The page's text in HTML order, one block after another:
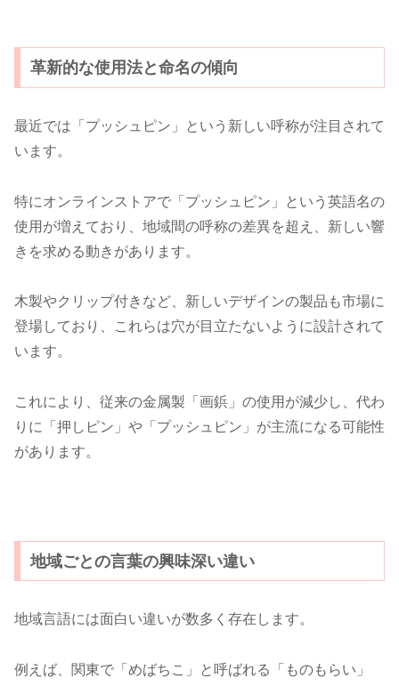
革新的な使用法と命名の傾向
最近では「プッシュピン」という新しい呼称が注目されて
います。
特にオンラインストアで「プッシュピン」という英語名の
使用が増えており、地域間の呼称の差異を超え、新しい響
きを求める動きがあります。
木製やクリップ付きなど、新しいデザインの製品も市場に
登場しており、これらは穴が目立たないように設計されて
います。
これにより、従来の金属製「画鋲」の使用が減少し、代わ
りに「押しピン」や「プッシュピン」が主流になる可能性
があります。
地域ごとの言葉の興味深い違い
地域言語には面白い違いが数多く存在します。
例えば、関東で「めばちこ」と呼ばれる「ものもらい」